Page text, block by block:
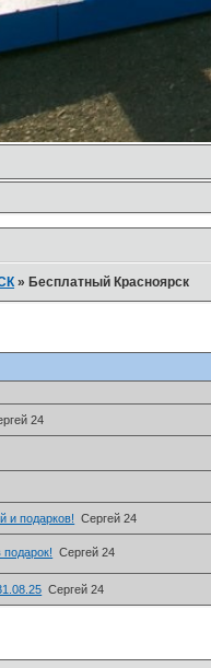
» Бесплатный Красноярск
24
и подарков! Сергей 24
Сергей 24
Сергей 24